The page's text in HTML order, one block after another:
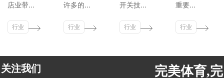
店业带...
行业
许多的...
行业
开关技...
行业
重要...
行业
关注我们
完美体育,完